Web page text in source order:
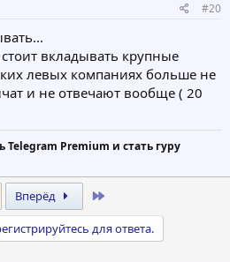
#20
вкладывать крупные
левых компаниях больше не
и не отвечают вообще ( 20
Premium и стать гуру
Вперёд
для ответа.